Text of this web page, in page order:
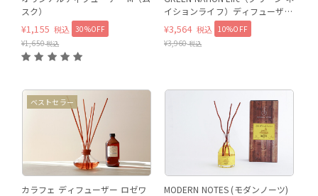
スク）
¥1,155 税込 30%OFF
¥1,650税込
イションライフ）ディフューザー
（AUSTRALIA / レモンマートル＆
パイン）
¥3,564 税込
10%OFF
¥3,960税込
ベストセラー
カラフェ ディフューザー ロゼワ
MODERN NOTES (モダンノーツ)